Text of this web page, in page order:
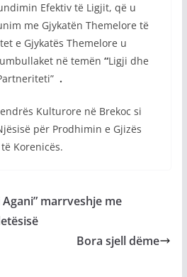
Efektiv të Ligjit, që u
me Gjykatën Themelore të
e Gjykatës Themelore u
në temën “Ligji dhe
.
Kulturore në Brekoc si
për Prodhimin e Gjizës
Korenicës.
marrveshje me
Bora sjell dëme